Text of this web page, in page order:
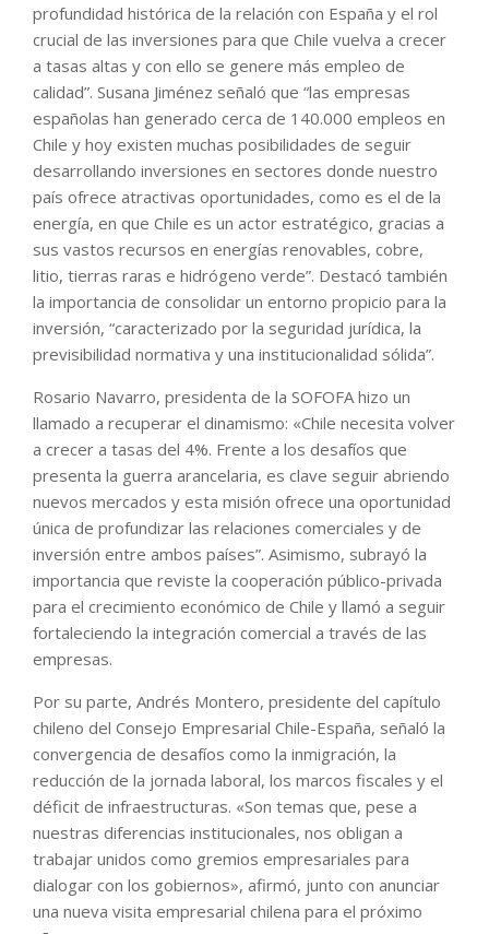
profundidad histórica de la relación con España y el rol
crucial de las inversiones para que Chile vuelva a crecer
a tasas altas y con ello se genere más empleo de
calidad”. Susana Jiménez señaló que “las empresas
españolas han generado cerca de 140.000 empleos en
Chile y hoy existen muchas posibilidades de seguir
desarrollando inversiones en sectores donde nuestro
país ofrece atractivas oportunidades, como es el de la
energía, en que Chile es un actor estratégico, gracias a
sus vastos recursos en energías renovables, cobre,
litio, tierras raras e hidrógeno verde”. Destacó también
la importancia de consolidar un entorno propicio para la
inversión, “caracterizado por la seguridad jurídica, la
previsibilidad normativa y una institucionalidad sólida”.
Rosario Navarro, presidenta de la SOFOFA hizo un
llamado a recuperar el dinamismo: «Chile necesita volver
a crecer a tasas del 4%. Frente a los desafíos que
presenta la guerra arancelaria, es clave seguir abriendo
nuevos mercados y esta misión ofrece una oportunidad
única de profundizar las relaciones comerciales y de
inversión entre ambos países”. Asimismo, subrayó la
importancia que reviste la cooperación público-privada
para el crecimiento económico de Chile y llamó a seguir
fortaleciendo la integración comercial a través de las
empresas.
Por su parte, Andrés Montero, presidente del capítulo
chileno del Consejo Empresarial Chile-España, señaló la
convergencia de desafíos como la inmigración, la
reducción de la jornada laboral, los marcos fiscales y el
déficit de infraestructuras. «Son temas que, pese a
nuestras diferencias institucionales, nos obligan a
trabajar unidos como gremios empresariales para
dialogar con los gobiernos», afirmó, junto con anunciar
una nueva visita empresarial chilena para el próximo